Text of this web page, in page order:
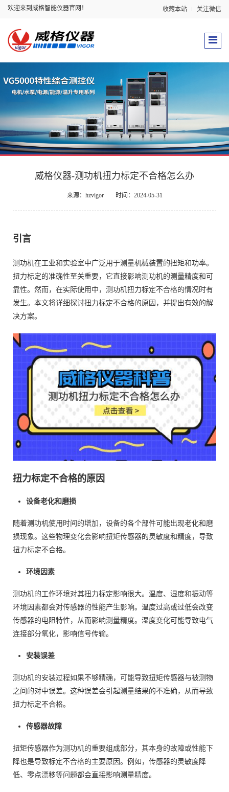
欢迎来到威格智能仪器官网！ 收藏本站 关注微信
威格仪器-测功机扭力标定不合格怎么办
来源：hzvigor 时间：2024-05-31
引言
测功机在工业和实验室中广泛用于测量机械装置的扭矩和功率。
扭力标定的准确性至关重要，它直接影响测功机的测量精度和可
靠性。然而，在实际使用中，测功机扭力标定不合格的情况时有
发生。本文将详细探讨扭力标定不合格的原因，并提出有效的解
决方案。
扭力标定不合格的原因
设备老化和磨损
随着测功机使用时间的增加，设备的各个部件可能出现老化和磨
损现象。这些物理变化会影响扭矩传感器的灵敏度和精度，导致
扭力标定不合格。
环境因素
测功机的工作环境对其扭力标定影响很大。温度、湿度和振动等
环境因素都会对传感器的性能产生影响。温度过高或过低会改变
传感器的电阻特性，从而影响测量精度。湿度变化可能导致电气
连接部分氧化，影响信号传输。
安装误差
测功机的安装过程如果不够精确，可能导致扭矩传感器与被测物
之间的对中误差。这种误差会引起测量结果的不准确，从而导致
扭力标定不合格。
传感器故障
扭矩传感器作为测功机的重要组成部分，其本身的故障或性能下
降也是导致标定不合格的主要原因。例如，传感器的灵敏度降
低、零点漂移等问题都会直接影响测量精度。